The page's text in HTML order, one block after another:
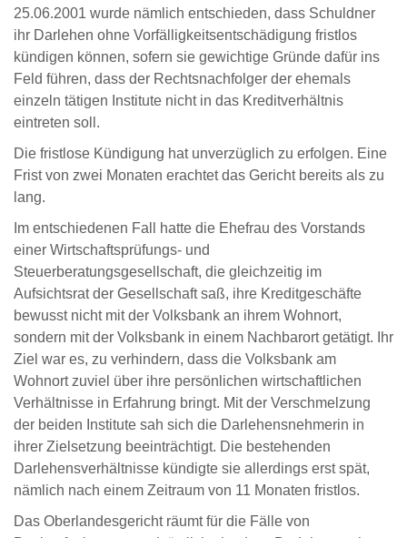
25.06.2001 wurde nämlich entschieden, dass Schuldner
ihr Darlehen ohne Vorfälligkeitsentschädigung fristlos
kündigen können, sofern sie gewichtige Gründe dafür ins
Feld führen, dass der Rechtsnachfolger der ehemals
einzeln tätigen Institute nicht in das Kreditverhältnis
eintreten soll.
Die fristlose Kündigung hat unverzüglich zu erfolgen. Eine
Frist von zwei Monaten erachtet das Gericht bereits als zu
lang.
Im entschiedenen Fall hatte die Ehefrau des Vorstands
einer Wirtschaftsprüfungs- und
Steuerberatungsgesellschaft, die gleichzeitig im
Aufsichtsrat der Gesellschaft saß, ihre Kreditgeschäfte
bewusst nicht mit der Volksbank an ihrem Wohnort,
sondern mit der Volksbank in einem Nachbarort getätigt. Ihr
Ziel war es, zu verhindern, dass die Volksbank am
Wohnort zuviel über ihre persönlichen wirtschaftlichen
Verhältnisse in Erfahrung bringt. Mit der Verschmelzung
der beiden Institute sah sich die Darlehensnehmerin in
ihrer Zielsetzung beeinträchtigt. Die bestehenden
Darlehensverhältnisse kündigte sie allerdings erst spät,
nämlich nach einem Zeitraum von 11 Monaten fristlos.
Das Oberlandesgericht räumt für die Fälle von